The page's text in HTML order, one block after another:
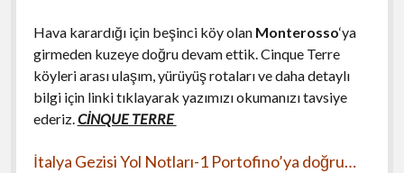
Hava karardığı için beşinci köy olan Monterosso‘ya
girmeden kuzeye doğru devam ettik. Cinque Terre
köyleri arası ulaşım, yürüyüş rotaları ve daha detaylı
bilgi için linki tıklayarak yazımızı okumanızı tavsiye
ederiz.CİNQUE TERRE
İtalya Gezisi Yol Notları-1 Portofino’ya doğru…